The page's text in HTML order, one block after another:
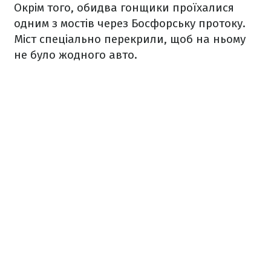
Окрім того, обидва гонщики проїхалися
одним з мостів через Босфорську протоку.
Міст спеціально перекрили, щоб на ньому
не було жодного авто.